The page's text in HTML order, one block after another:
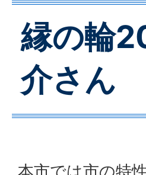
縁の輪
介さん